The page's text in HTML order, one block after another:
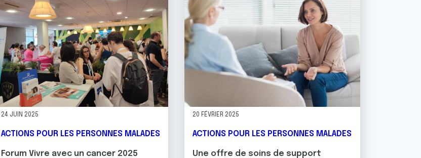
24 JUIN 2025
ACTIONS POUR LES PERSONNES MALADES
Forum Vivre avec un cancer 2025
20 FÉVRIER 2025
ACTIONS POUR LES PERSONNES MALADES
Une offre de soins de support